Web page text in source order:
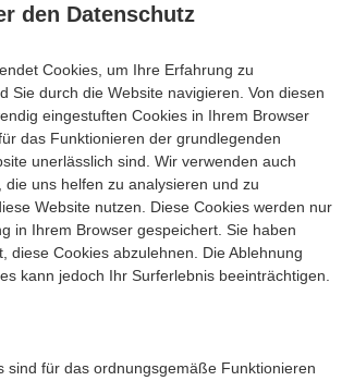
den Datenschutz
Cookies, um Ihre Erfahrung zu
Sie durch die Website navigieren. Von diesen
eingestuften Cookies in Ihrem Browser
das Funktionieren der grundlegenden
unerlässlich sind. Wir verwenden auch
die uns helfen zu analysieren und zu
Website nutzen. Diese Cookies werden nur
in Ihrem Browser gespeichert. Sie haben
diese Cookies abzulehnen. Die Ablehnung
kann jedoch Ihr Surferlebnis beeinträchtigen.
sind für das ordnungsgemäße Funktionieren